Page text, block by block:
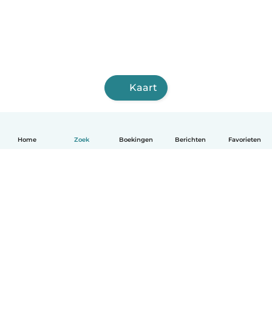
Home Zoek Boekingen Berichten Favorieten
Kaart